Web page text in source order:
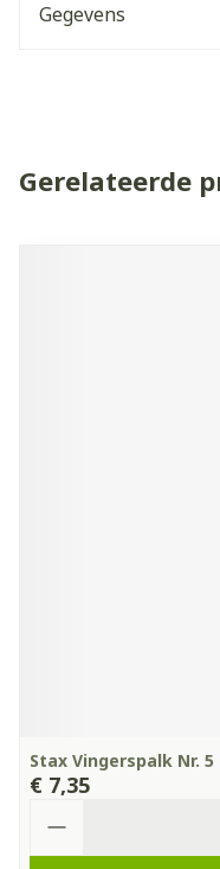
Gegevens
Gerelateerde
Stax Vingerspalk Nr. 5
€ 7,35